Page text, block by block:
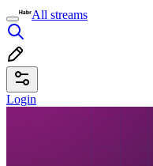
All streams
Login